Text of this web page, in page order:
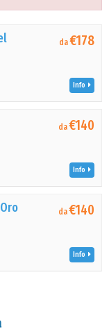
da€178
Info
da€140
Info
da€140
Info